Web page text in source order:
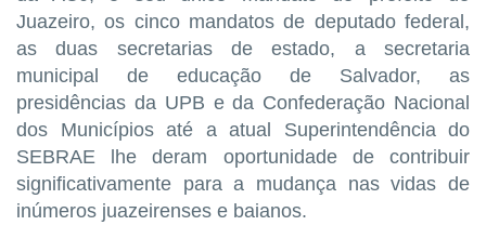
Juazeiro, os cinco mandatos de deputado federal,
as duas secretarias de estado, a secretaria
municipal de educação de Salvador, as
presidências da UPB e da Confederação Nacional
dos Municípios até a atual Superintendência do
SEBRAE lhe deram oportunidade de contribuir
significativamente para a mudança nas vidas de
inúmeros juazeirenses e baianos.